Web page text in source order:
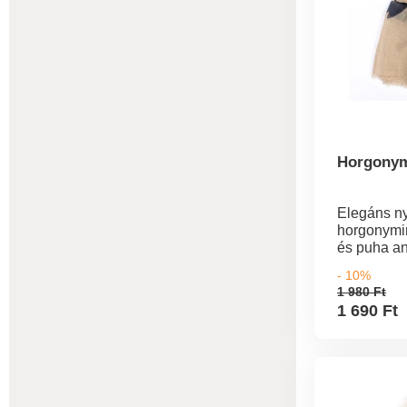
Elegáns
és puha
viszkóz,
- 10%
1 980 Ft
1 690 Ft